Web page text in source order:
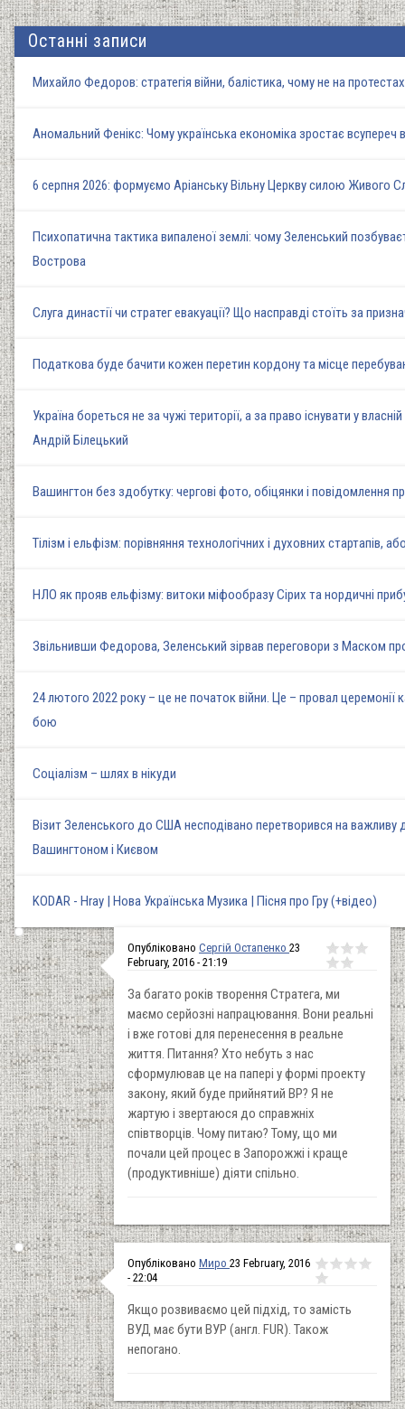
Останні записи
Михайло Федоров: стратегія війни, балістика, чому не на
Аномальний Фенікс: Чому українська економіка зростає всупереч
6 серпня 2026: формуємо Аріанську Вільну Церкву силою Живого
Психопатична тактика випаленої землі: чому Зеленський
Вострова
Слуга династії чи стратег евакуації? Що насправді стоїть за
Податкова буде бачити кожен перетин кордону та місце
Україна бореться не за чужі території, а за право існувати у
Андрій Білецький
Вашингтон без здобутку: чергові фото, обіцянки і повідомлення
Тілізм і ельфізм: порівняння технологічних і духовних стартапів,
НЛО як прояв ельфізму: витоки міфообразу Сірих та нордичні
Звільнивши Федорова, Зеленський зірвав переговори з Маском
24 лютого 2022 року – це не початок війни. Це – провал церемонії
бою
Соціалізм – шлях в нікуди
Візит Зеленського до США несподівано перетворився на
Вашингтоном і Києвом
KODAR - Hray | Нова Українська Музика | Пісня про Гру (+відео)
Опубліковано Сергій Остапенко 23
February, 2016 - 21:19
За багато років творення Стратега, ми
маємо серйозні напрацювання. Вони реальні
і вже готові для перенесення в реальне
життя. Питання? Хто небуть з нас
сформулював це на папері у формі проекту
закону, який буде прийнятий ВР? Я не
жартую і звертаюся до справжніх
співтворців. Чому питаю? Тому, що ми
почали цей процес в Запорожжі і краще
(продуктивніше) діяти спільно.
Опубліковано Миро 23 February, 2016
- 22:04
Якщо розвиваємо цей підхід, то замість
ВУД має бути ВУР (англ. FUR). Також
непогано.